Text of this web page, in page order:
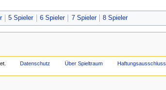
5 Spieler 6 Spieler 7 Spieler 8 Spieler
Datenschutz Über Spieltraum Haftungsausschluss